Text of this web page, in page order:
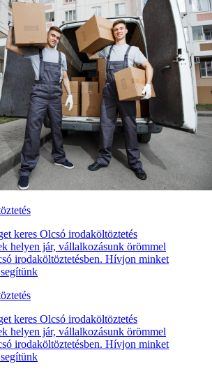
keres Olcsó irodaköltöztetés
helyen jár, vállalkozásunk örömmel
irodaköltöztetésben. Hívjon minket
keres Olcsó irodaköltöztetés
helyen jár, vállalkozásunk örömmel
irodaköltöztetésben. Hívjon minket